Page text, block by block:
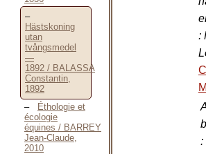
Hästskoning
utan
tvångsmedel
—
1892 / BALASSA
Constantin,
1892
Éthologie et
écologie
équines / BARREY
Jean-Claude,
2010
:
: